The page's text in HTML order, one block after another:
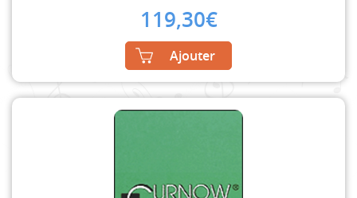
119,30€
Ajouter